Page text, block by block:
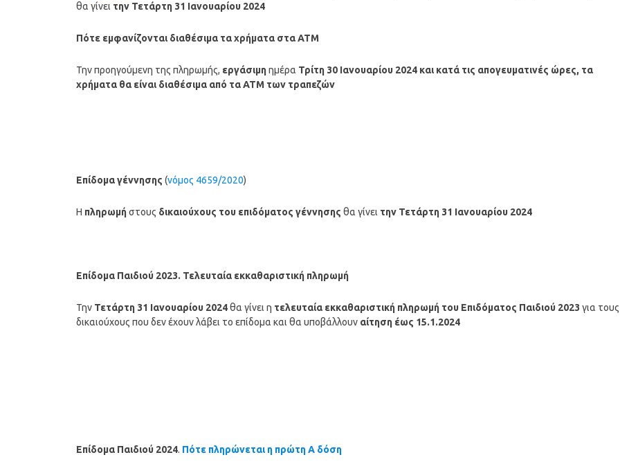
θα γίνει την Τετάρτη 31 Ιανουαρίου 2024
Πότε εμφανίζονται διαθέσιμα τα χρήματα στα ΑΤΜ
Την προηγούμενη της πληρωμής, εργάσιμηημέρα Τρίτη 30 Ιανουαρίου 2024 και κατά τις απογευματινές ώρες, τα
χρήματα θα είναι διαθέσιμα από τα ΑΤΜ των τραπεζών
Επίδομα γέννησης (νόμος 4659/2020)
Η πληρωμήστους δικαιούχους του επιδόματος γέννησης θα γίνει την Τετάρτη 31 Ιανουαρίου 2024
Επίδομα Παιδιού 2023. Τελευταία εκκαθαριστική πληρωμή
Την Τετάρτη 31 Ιανουαρίου 2024θα γίνει η τελευταία εκκαθαριστική πληρωμή του Επιδόματος Παιδιού 2023 για τους
δικαιούχους που δεν έχουν λάβει το επίδομα και θα υποβάλλουν αίτηση έως 15.1.2024
Επίδομα Παιδιού 2024. Πότε πληρώνεται η πρώτη Α δόση